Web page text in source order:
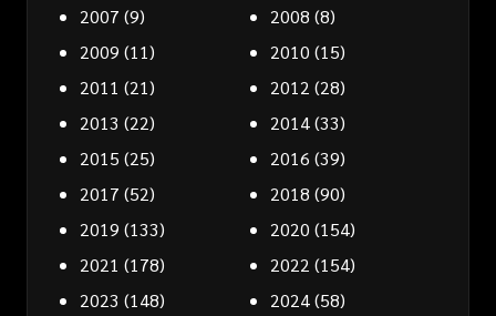
2007 (9) 2008 (8)
2009 (11) 2010 (15)
2011 (21) 2012 (28)
2013 (22) 2014(33)
2015 (25) 2016 (39)
2017 (52) 2018 (90)
2019 (133) 2020 (154)
2021 (178) 2022 (154)
2023 (148) 2024(58)